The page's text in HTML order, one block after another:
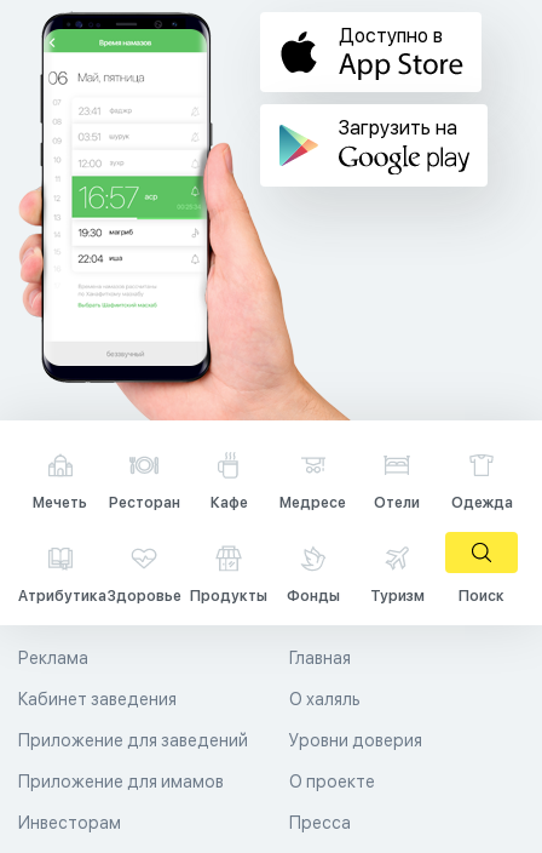
Доступно в
Загрузить на
Мечеть Ресторан Кафе Медресе Отели Одежда
АтрибутикаЗдоровье Продукты Фонды Туризм Поиск
Главная
О халяль
Уровни доверия
Реклама
Кабинет заведения
Приложение для заведений
Приложение для имамов О проекте
Пресса
Инвесторам